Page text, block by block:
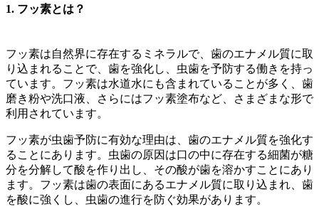
1. フッ素とは？
フッ素は自然界に存在するミネラルで、歯のエナメル質に取
り込まれることで、歯を強化し、虫歯を予防する働きを持っ
ています。フッ素は水道水にも含まれていることが多く、歯
磨き粉や洗口液、さらにはフッ素塗布など、さまざまな形で
利用されています。
フッ素が虫歯予防に有効な理由は、歯のエナメル質を強化す
ることにあります。虫歯の原因は口の中に存在する細菌が糖
分を分解して酸を作り出し、その酸が歯を溶かすことにあり
ます。フッ素は歯の表面にあるエナメル質に取り込まれ、歯
を酸に強くし、虫歯の進行を防ぐ効果があります。